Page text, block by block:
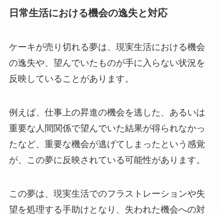
日常生活における機会の逸失と対応
ケーキが売り切れる夢は、現実生活における機会
の逸失や、望んでいたものが手に入らない状況を
反映していることがあります。
例えば、仕事上の昇進の機会を逃した、あるいは
重要な人間関係で望んでいた結果が得られなかっ
たなど、重要な機会が逃げてしまったという感覚
が、この夢に反映されている可能性があります。
この夢は、現実生活でのフラストレーションや失
望を処理する手助けとなり、失われた機会への対